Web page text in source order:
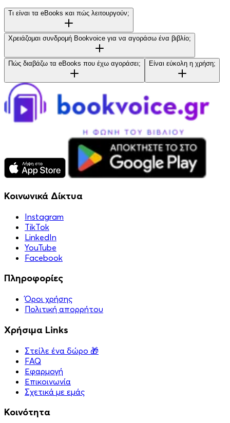
Τι είναι τα eBooks και πώς λειτουργούν;
Χρειάζομαι συνδρομή Bookvoice για να αγοράσω ένα βιβλίο;
Πώς διαβάζω τα eBooks που έχω αγοράσει; Είναι εύκολη η χρήση;
Κοινωνικά Δίκτυα
Instagram
TikTok
LinkedIn
YouTube
Facebook
Πληροφορίες
Όροι χρήσης
Πολιτική απορρήτου
Χρήσιμα Links
Στείλε ένα δώρο 🎁
FAQ
Εφαρμογή
Επικοινωνία
Σχετικά με εμάς
Κοινότητα